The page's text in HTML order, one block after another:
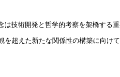
は技術開発と哲学的考察を架橋する
を超えた新たな関係性の構築に向け